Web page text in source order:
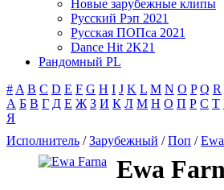
Новые зарубежные клипы
Русский Рэп 2021
Русская ПОПса 2021
Dance Hit 2K21
Рандомный PL
# A B C D E F G H I J K L M N O P Q R
А Б В Г Д Е Ж З И К Л М Н О П Р С Т
Я
Исполнитель /Зарубежный /Поп /
Ewa